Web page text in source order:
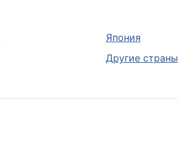
Япония
Другие страны